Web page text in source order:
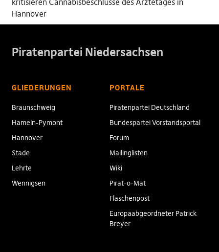
kritisieren Cannabisbeschlüsse des Ärztetages in
Hannover
Piratenpartei Niedersachsen
GLIEDERUNGEN
Braunschweig
Hameln-Pymont
Hannover
Stade
Lehrte
Wennigsen
PORTALE
Piratenpartei Deutschland
Bundespartei Vorstandsportal
Forum
Mailinglisten
Wiki
Pirat-o-Mat
Flaschenpost
Europaabgeordneter Patrick
Breyer